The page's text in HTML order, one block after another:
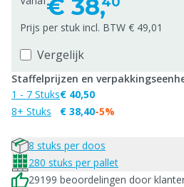
€ 38,
Prijs per stuk incl. BTW € 49,01
Vergelijk
Staffelprijzen en
1 - 7 Stuks
8+ Stuks
€ 40,50
€ 38,40-5%
8 stuks per doos
280 stuks per pallet
29199 beoordelingen door